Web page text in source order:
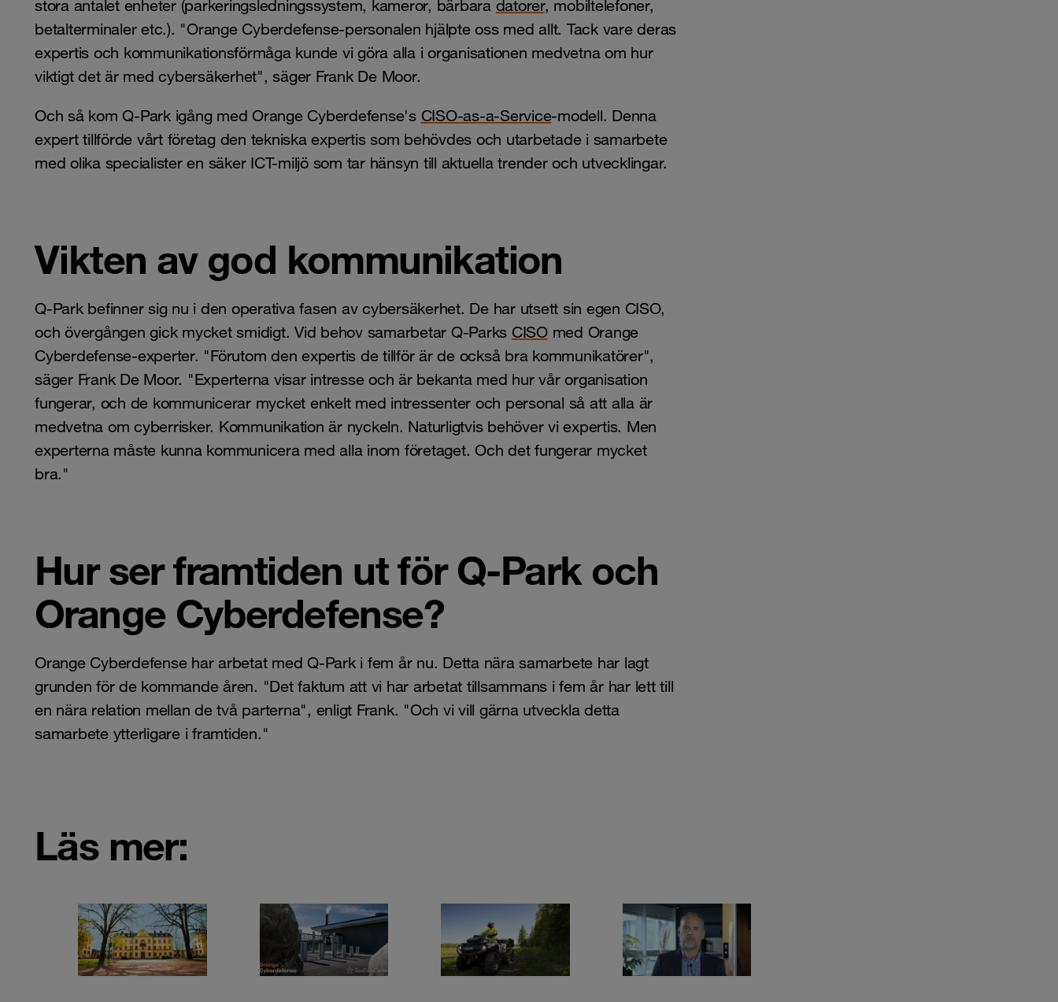
stora antalet enheter (parkeringsledningssystem, kameror, bärbara datorer, mobiltelefoner,
betalterminaler etc.). "Orange Cyberdefense-personalen hjälpte oss med allt. Tack vare deras
expertis och kommunikationsförmåga kunde vi göra alla i organisationen medvetna om hur
viktigt det är med cybersäkerhet", säger Frank De Moor.
Och så kom Q-Park igång med Orange Cyberdefense's CISO-as-a-Service-modell. Denna
expert tillförde vårt företag den tekniska expertis som behövdes och utarbetade i samarbete
med olika specialister en säker ICT-miljö som tar hänsyn till aktuella trender och utvecklingar.
Vikten av god kommunikation
Q-Park befinner sig nu i den operativa fasen av cybersäkerhet. De har utsett sin egen CISO,
och övergången gick mycket smidigt. Vid behov samarbetar Q-Parks CISOmed Orange
Cyberdefense-experter. "Förutom den expertis de tillför är de också bra kommunikatörer",
säger Frank De Moor. "Experterna visar intresse och är bekanta med hur vår organisation
fungerar, och de kommunicerar mycket enkelt med intressenter och personal så att alla är
medvetna om cyberrisker. Kommunikation är nyckeln. Naturligtvis behöver vi expertis. Men
experterna måste kunna kommunicera med alla inom företaget. Och det fungerar mycket
bra."
Hur ser framtiden ut för Q-Park och
Orange Cyberdefense?
Orange Cyberdefense har arbetat med Q-Park i fem år nu. Detta nära samarbete har lagt
grunden för de kommande åren. "Det faktum att vi har arbetat tillsammans i fem år har lett till
en nära relation mellan de två parterna", enligt Frank. "Och vi vill gärna utveckla detta
samarbete ytterligare i framtiden."
Läs mer: